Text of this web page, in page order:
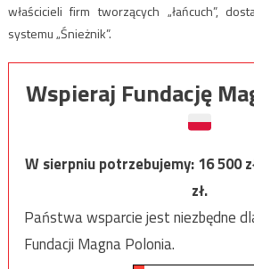
właścicieli firm tworzących „łańcuch”,
systemu „Śnieżnik”.
Wspieraj Fundację
W sierpniu potrzebujemy:16 500
zł.
Państwa wsparcie jest niezbędne
Fundacji Magna Polonia.